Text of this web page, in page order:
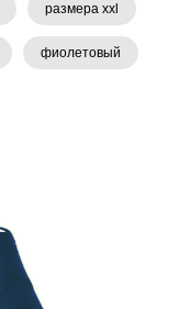
размера xxl
фиолетовый